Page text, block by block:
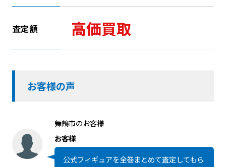
査定額 高価買取
お客様の声
舞鶴市のお客様
お客様
公式フィギュアを全巻まとめて査定してもら